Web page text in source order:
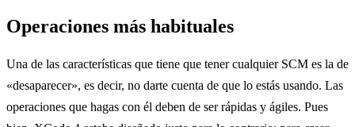
Operaciones más habituales
Una de las características que tiene que tener cualquier SCM es la de
«desaparecer», es decir, no darte cuenta de que lo estás usando. Las
operaciones que hagas con él deben de ser rápidas y ágiles. Pues